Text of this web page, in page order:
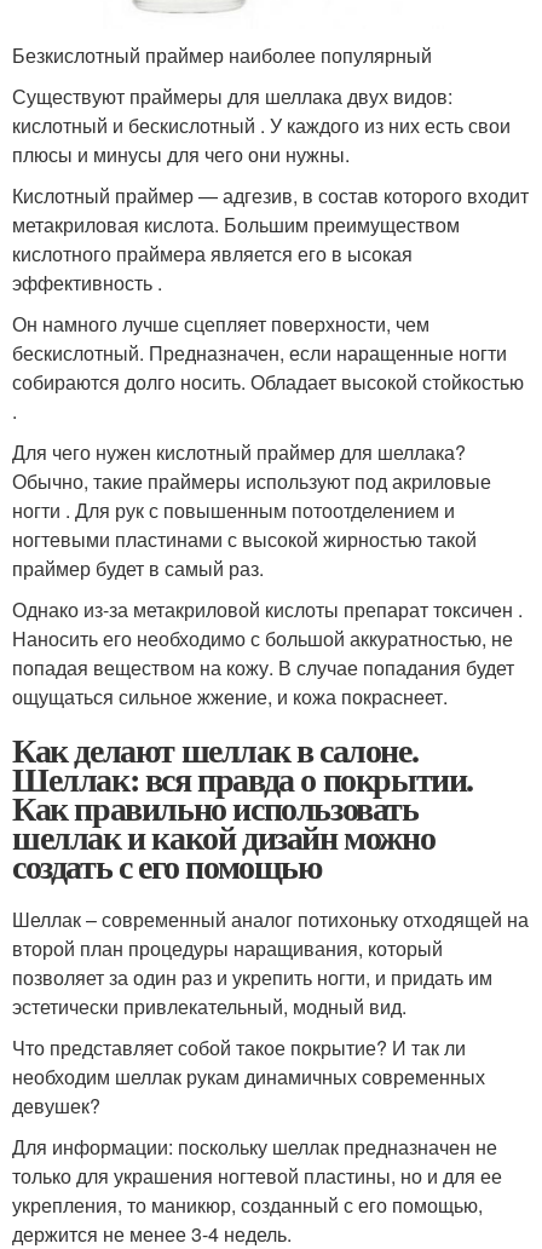
Безкислотный праймер наиболее популярный
Существуют праймеры для шеллака двух видов:
кислотный и бескислотный . У каждого из них есть свои
плюсы и минусы для чего они нужны.
Кислотный праймер — адгезив, в состав которого входит
метакриловая кислота. Большим преимуществом
кислотного праймера является его в ысокая
эффективность .
Он намного лучше сцепляет поверхности, чем
бескислотный. Предназначен, если наращенные ногти
собираются долго носить. Обладает высокой стойкостью
.
Для чего нужен кислотный праймер для шеллака?
Обычно, такие праймеры используют под акриловые
ногти . Для рук с повышенным потоотделением и
ногтевыми пластинами с высокой жирностью такой
праймер будет в самый раз.
Однако из-за метакриловой кислоты препарат токсичен .
Наносить его необходимо с большой аккуратностью, не
попадая веществом на кожу. В случае попадания будет
ощущаться сильное жжение, и кожа покраснеет.
Как делают шеллак в салоне.
Шеллак: вся правда о покрытии.
Как правильно использовать
шеллак и какой дизайн можно
создать с его помощью
Шеллак – современный аналог потихоньку отходящей на
второй план процедуры наращивания, который
позволяет за один раз и укрепить ногти, и придать им
эстетически привлекательный, модный вид.
Что представляет собой такое покрытие? И так ли
необходим шеллак рукам динамичных современных
девушек?
Для информации: поскольку шеллак предназначен не
только для украшения ногтевой пластины, но и для ее
укрепления, то маникюр, созданный с его помощью,
держится не менее 3-4 недель.